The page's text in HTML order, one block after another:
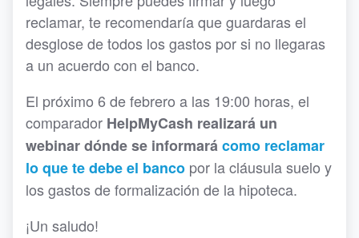
reclamar, te recomendaría que guardaras el
desglose de todos los gastos por si no llegaras
a un acuerdo con el banco.
El próximo 6 de febrero a las 19:00 horas, el
comparador HelpMyCash realizará un
webinar dónde se informarácomo reclamar
lo que te debe el banco por la cláusula suelo y
los gastos de formalización de la hipoteca.
¡Un saludo!